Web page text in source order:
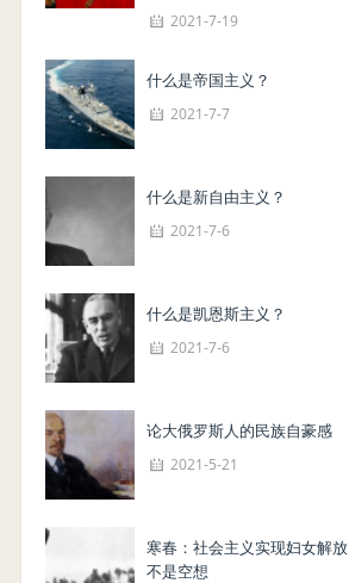
2021-7-19
什么是帝国主义？
2021-7-7
什么是新自由主义？
2021-7-6
什么是凯恩斯主义？
2021-7-6
论大俄罗斯人的民族自豪感
2021-5-21
寒春：社会主义实现妇女解放
不是空想